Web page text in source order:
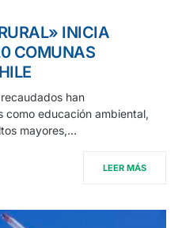
INICIA
COMUNAS
han
como educación ambiental,
mayores,…
LEER MÁS